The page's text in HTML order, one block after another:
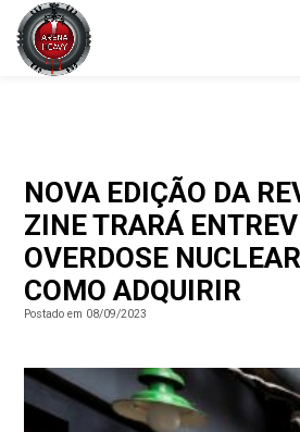
NOVA EDIÇÃO DA
ZINE TRARÁ
OVERDOSE
COMO ADQUIRIR
Postado em 08/09/2023